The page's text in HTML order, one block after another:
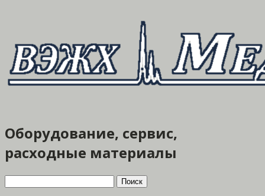
Оборудование, сервис,
расходные материалы